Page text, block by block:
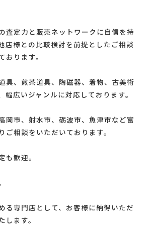
査定力と販売ネットワークに自信を持
店様との比較検討を前提としたご相談
おります。
具、煎茶道具、陶磁器、着物、古美術
幅広いジャンルに対応しております。
岡市、射水市、砺波市、魚津市など富
ご相談をいただいております。
歓迎。
る専門店として、お客様に納得いただ
します。